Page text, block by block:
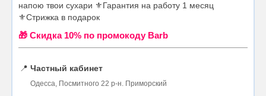
напою твои сухари ⚜Гарантия на работу 1 месяц
⚜Стрижка в подарок
🎁 Cкидка 10% по промокоду Barb
📍 Частный кабинет
Одесса, Посмитного 22 р-н. Приморский